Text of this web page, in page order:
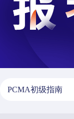
PCMA初级指南